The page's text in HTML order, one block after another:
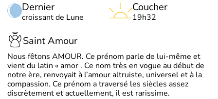
Dernier
croissant de Lune
Coucher
19h32
Saint Amour
Nous fêtons AMOUR. Ce prénom parle de lui-même et
vient du latin « amor . Ce nom très en vogue au début de
notre ère, renvoyait à l’amour altruiste, universel et à la
compassion. Ce prénom a traversé les siècles assez
discrètement et actuellement, il est rarissime.